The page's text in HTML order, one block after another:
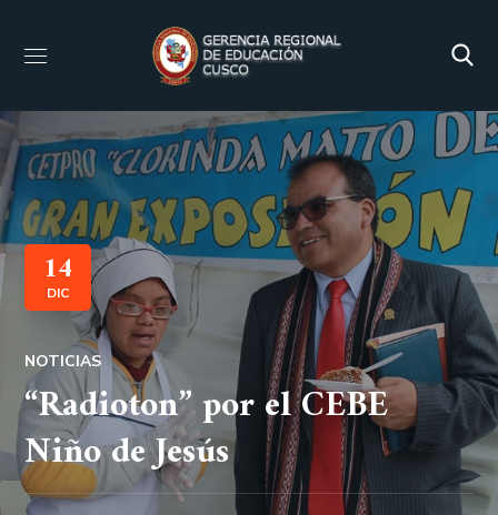
14
DIC
NOTICIAS
“Radioton” por el CEBE
Niño de Jesús